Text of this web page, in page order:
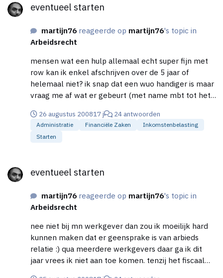
Martijn
eventueel starten
martijn76 reageerde op martijn76's topic in
Arbeidsrecht
mensen wat een hulp allemaal echt super fijn met
row kan ik enkel afschrijven over de 5 jaar of
helemaal niet? ik snap dat een wuo handiger is maar
vraag me af wat er gebeurt (met name mbt tot het
gelden dit jaar niet haal? zo blij met dit forum :)
martijn
26 augustus 200817 j 24 antwoorden
Administratie Financiële Zaken
Inkomstenbelasting
Starten
eventueel starten
martijn76 reageerde op martijn76's topic in
Arbeidsrecht
nee niet bij mn werkgever dan zou ik moeilijk hard
kunnen maken dat er geensprake is van arbieds
relatie :) qua meerdere werkgevers daar ga ik dit
jaar vrees ik niet aan toe komen. tenzij het fiscaal